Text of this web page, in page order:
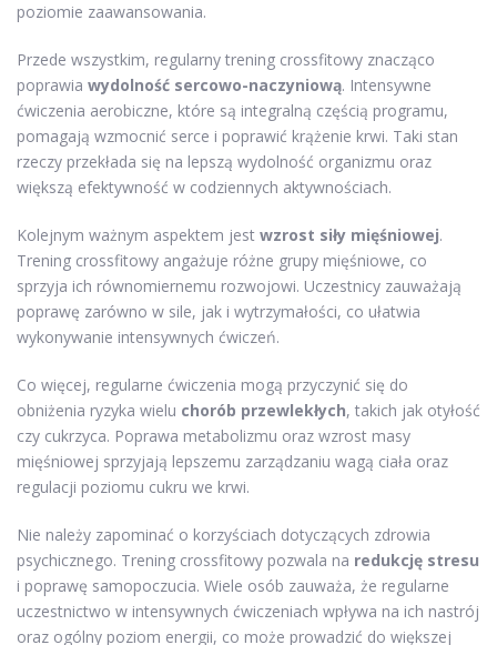
poziomie zaawansowania.
Przede wszystkim, regularny trening crossfitowy znacząco
poprawia wydolność sercowo-naczyniową. Intensywne
ćwiczenia aerobiczne, które są integralną częścią programu,
pomagają wzmocnić serce i poprawić krążenie krwi. Taki stan
rzeczy przekłada się na lepszą wydolność organizmu oraz
większą efektywność w codziennych aktywnościach.
Kolejnym ważnym aspektem jest wzrost siły mięśniowej.
Trening crossfitowy angażuje różne grupy mięśniowe, co
sprzyja ich równomiernemu rozwojowi. Uczestnicy zauważają
poprawę zarówno w sile, jak i wytrzymałości, co ułatwia
wykonywanie intensywnych ćwiczeń.
Co więcej, regularne ćwiczenia mogą przyczynić się do
obniżenia ryzyka wielu chorób przewlekłych, takich jak otyłość
czy cukrzyca. Poprawa metabolizmu oraz wzrost masy
mięśniowej sprzyjają lepszemu zarządzaniu wagą ciała oraz
regulacji poziomu cukru we krwi.
Nie należy zapominać o korzyściach dotyczących zdrowia
psychicznego. Trening crossfitowy pozwala na redukcję stresu
i poprawę samopoczucia. Wiele osób zauważa, że regularne
uczestnictwo w intensywnych ćwiczeniach wpływa na ich nastrój
oraz ogólny poziom energii, co może prowadzić do większej